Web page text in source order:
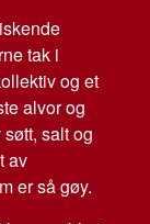
tak i
og et
alvor og
salt og
av
er så gøy.